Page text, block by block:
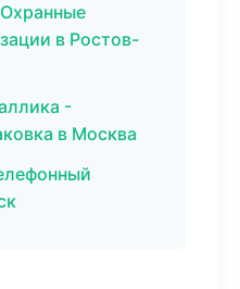
в Ростов-
-
в Москва